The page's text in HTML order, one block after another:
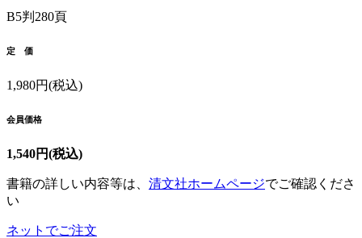
B5判280頁
定 価
1,980円(税込)
会員価格
1,540円(税込)
書籍の詳しい内容等は、 清文社ホームページでご確認くださ
い
ネットでご注文